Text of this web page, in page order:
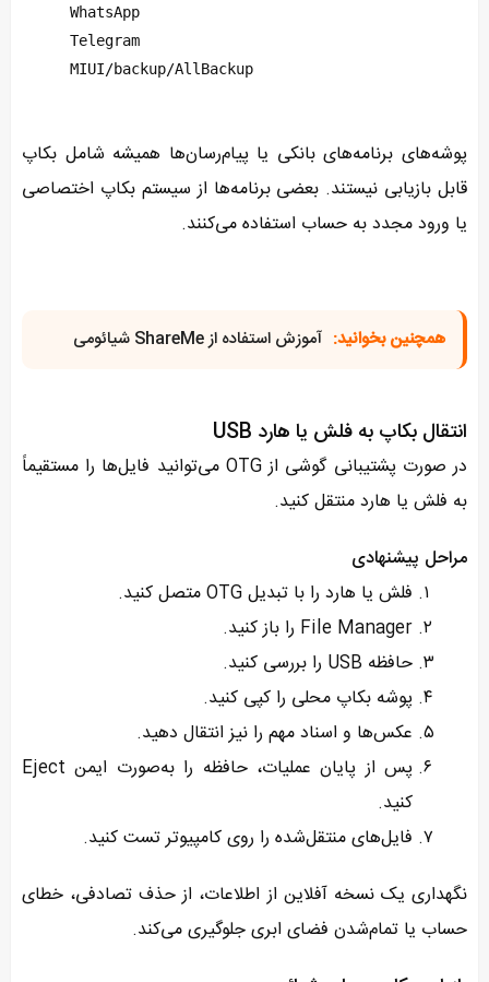
WhatsApp
Telegram
MIUI/backup/AllBackup
پوشه‌های برنامه‌های بانکی یا پیام‌رسان‌ها همیشه شامل بکاپ
قابل بازیابی نیستند. بعضی برنامه‌ها از سیستم بکاپ اختصاصی
یا ورود مجدد به حساب استفاده می‌کنند.
همچنین بخوانید: آموزش استفاده از ShareMe شیائومی
انتقال بکاپ به فلش یا هارد USB
در صورت پشتیبانی گوشی از OTG می‌توانید فایل‌ها را مستقیماً
به فلش یا هارد منتقل کنید.
مراحل پیشنهادی
فلش یا هارد را با تبدیل OTG متصل کنید.
File Manager را باز کنید.
حافظه USB را بررسی کنید.
پوشه بکاپ محلی را کپی کنید.
عکس‌ها و اسناد مهم را نیز انتقال دهید.
پس از پایان عملیات، حافظه را به‌صورت ایمن Eject
کنید.
فایل‌های منتقل‌شده را روی کامپیوتر تست کنید.
نگهداری یک نسخه آفلاین از اطلاعات، از حذف تصادفی، خطای
حساب یا تمام‌شدن فضای ابری جلوگیری می‌کند.